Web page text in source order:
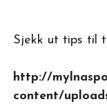
Sjekk ut tips til
http://
content/